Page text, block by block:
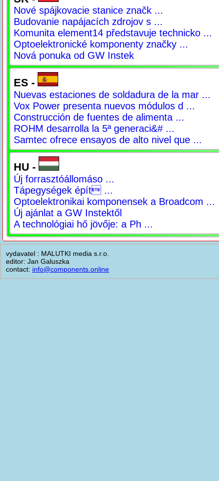
Nové spájkovacie stanice značk ...
Budovanie napájacích zdrojov s ...
Komunita element14 představuje technicko ...
Optoelektronické komponenty značky ...
Nová ponuka od GW Instek
ES -
Nuevas estaciones de soldadura de la mar ...
Vox Power presenta nuevos módulos d ...
Construcción de fuentes de alimenta ...
ROHM desarrolla la 5ª generaci&# ...
Samtec ofrece ensayos de alto nivel que ...
HU -
Új forrasztóállomáso ...
Tápegységek épít ...
Optoelektronikai komponensek a Broadcom ...
Új ajánlat a GW Instektől
A technológiai hő jövője: a Ph ...
vydavatel : MALUTKI media s.r.o.
editor: Jan Galuszka
contact: info@components.online